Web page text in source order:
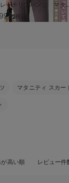
ッチリブパンツ マタ
産後【出産後も長く使え
(税込)
マタニティ スカー
高い順 レビュー件